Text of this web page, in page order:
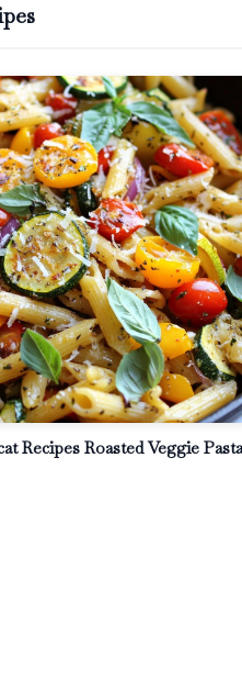
Recipes Roasted Veggie Pasta